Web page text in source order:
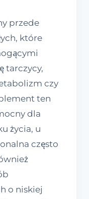
przede
które
tarczycy,
czy
ten
dla
życia, u
często
o niskiej